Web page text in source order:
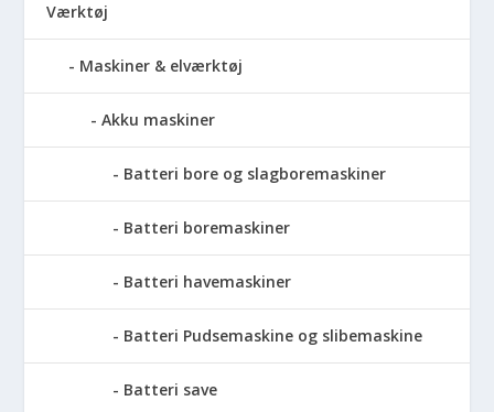
Værktøj
Maskiner & elværktøj
Akku maskiner
Batteri bore og slagboremaskiner
Batteri boremaskiner
Batteri havemaskiner
Batteri Pudsemaskine og slibemaskine
Batteri save